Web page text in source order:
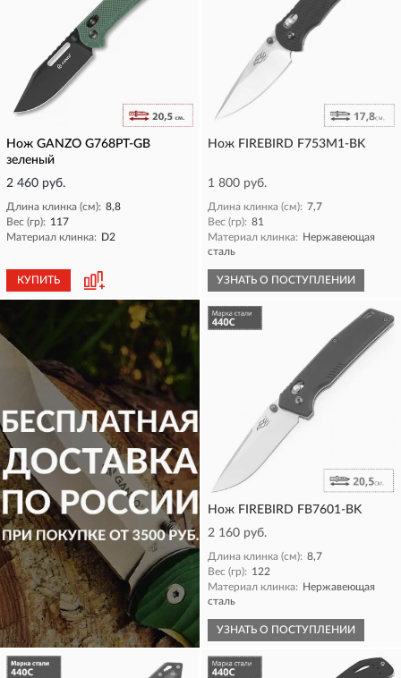
Нож GANZO G768PT-GB
зеленый
2 460 руб.
Длина клинка (см): 8,8
Вес (гр): 117
Материал клинка: D2
КУПИТЬ
Нож FIREBIRD F753M1-BK
1 800 руб.
Длина клинка (см): 7,7
Вес (гр): 81
Материал клинка: Нержавеющая
сталь
УЗНАТЬ О ПОСТУПЛЕНИИ
КУПИТЬ
Нож FIREBIRD FB7601-BK
2 160 руб.
Длина клинка (см): 8,7
Вес (гр): 122
Материал клинка: Нержавеющая
сталь
УЗНАТЬ О ПОСТУПЛЕНИИ